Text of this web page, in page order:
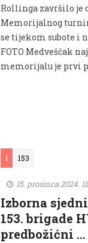
Rollinga završilo je
Memorijalnog
se tijekom subote i
FOTO Medveščak
memorijalu je prvi
I 153
15. prosinca 2024.
Izborna
153. brigade
predbožićni …